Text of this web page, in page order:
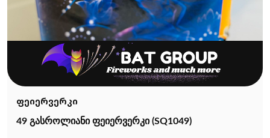
ფეიერვერკი
49 გასროლიანი ფეიერვერკი (SQ1049)